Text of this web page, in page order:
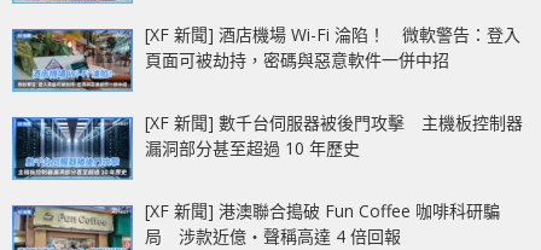
[XF 新聞] 酒店機場 Wi-Fi 淪陷！ 微軟警告：登入
頁面可被劫持，密碼與惡意軟件一併中招
[XF 新聞] 數千台伺服器被後門攻擊 主機板控制器
漏洞部分甚至超過 10 年歷史
[XF 新聞] 港澳聯合搗破 Fun Coffee 咖啡科研騙
局 涉款近億‧聲稱高達 4 倍回報